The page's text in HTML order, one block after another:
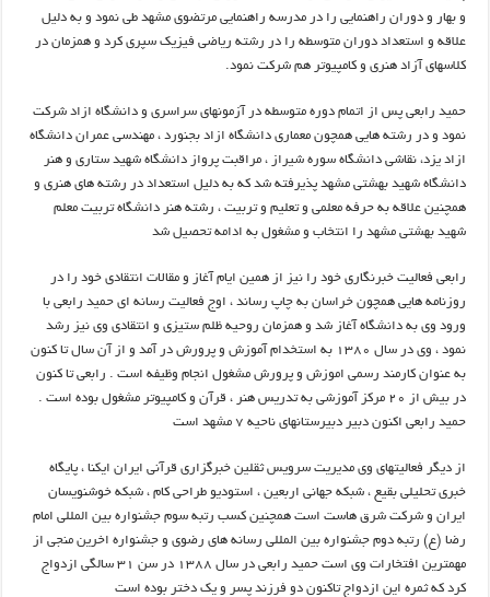
و بهار و دوران راهنمایی را در مدرسه راهنمایی مرتضوی مشهد طی نمود و به دلیل
علاقه و استعداد دوران متوسطه را در رشته ریاضی فیزیک سپری کرد و همزمان در
کلاسهای آزاد هنری و کامپیوتر هم شرکت نمود.
حمید رابعی پس از اتمام دوره متوسطه در آزمونهای سراسری و دانشگاه ازاد شرکت
نمود و در رشته هایی همچون معماری دانشگاه ازاد بجنورد ، مهندسی عمران دانشگاه
ازاد یزد، نقاشی دانشگاه سوره شیراز ، مراقبت پرواز دانشگاه شهید ستاری و هنر
دانشگاه شهید بهشتی مشهد پذیرفته شد که به دلیل استعداد در رشته های هنری و
همچنین علاقه به حرفه معلمی و تعلیم و تربیت ، رشته هنر دانشگاه تربیت معلم
شهید بهشتی مشهد را انتخاب و مشغول به ادامه تحصیل شد
رابعی فعالیت خبرنگاری خود را نیز از همین ایام آغاز و مقالات انتقادی خود را در
روزنامه هایی همچون خراسان به چاپ رساند ، اوج فعالیت رسانه ای حمید رابعی با
ورود وی به دانشگاه آغاز شد و همزمان روحیه ظلم ستیزی و انتقادی وی نیز رشد
نمود ، وی در سال ۱۳۸۰ به استخدام آموزش و پرورش در آمد و از آن سال تا کنون
به عنوان کارمند رسمی اموزش و پرورش مشغول انجام وظیفه است . رابعی تا کنون
در بیش از ۲۰ مرکز آموزشی به تدریس هنر ، قرآن و کامپیوتر مشغول بوده است .
حمید رابعی اکنون دبیر دبیرستانهای ناحیه ۷ مشهد است
از دیگر فعالیتهای وی مدیریت سرویس ثقلین خبرگزاری قرآنی ایران ایکنا ، پایگاه
خبری تحلیلی بقیع ، شبکه جهانی اربعین ، استودیو طراحی کام ، شبکه خوشنویسان
ایران و شرکت شرق هاست است همچنین کسب رتبه سوم جشنواره بین المللی امام
رضا (ع) رتبه دوم جشنواره بین المللی رسانه های رضوی و جشنواره اخرین منجی از
مهمترین افتخارات وی است حمید رابعی در سال ۱۳۸۸ در سن ۳۱ سالگی ازدواج
کرد که ثمره این ازدواج تاکنون دو فرزند پسر و یک دختر بوده است